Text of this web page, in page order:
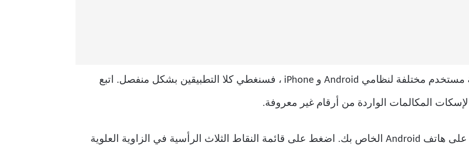
نظرًا لأن WhatsApp يستخدم واجهة مستخدم مختلفة لنظامي Android و iPhone ، فسنغطي كلا التطبيقين بشكل منفصل. اتبع
على هاتف Android الخاص بك. اضغط على قائمة النقاط الثلاث الرأسية في الزاوية العلوية